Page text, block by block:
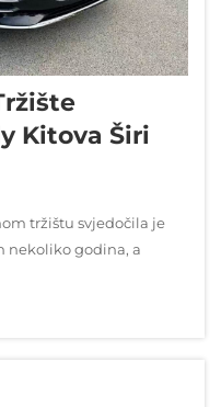
Kitova Širi
tržištu svjedočila je
nekoliko godina, a